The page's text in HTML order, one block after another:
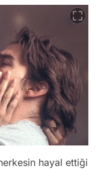
hayal ettiği